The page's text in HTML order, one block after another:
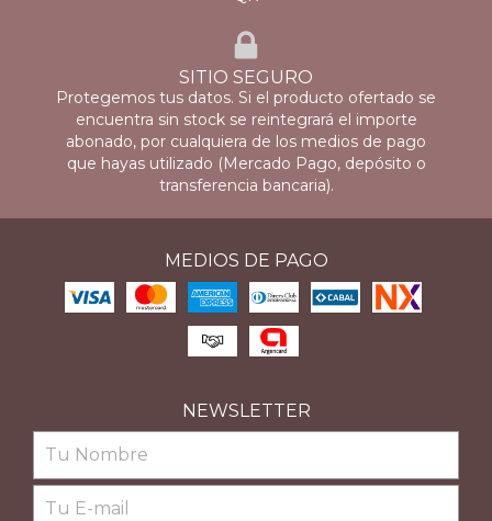
SITIO SEGURO
Protegemos tus datos. Si el producto ofertado se
encuentra sin stock se reintegrará el importe
abonado, por cualquiera de los medios de pago
que hayas utilizado (Mercado Pago, depósito o
transferencia bancaria).
MEDIOS DE PAGO
NEWSLETTER